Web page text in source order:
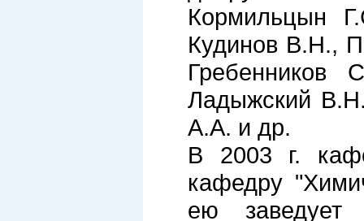
Кормильцын
Кудинов В.Н.,
Ладыжский
А.А. и др.
В 2003 г.
кафедру
ею заведует